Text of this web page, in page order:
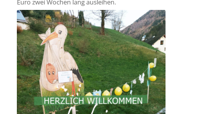
Euro zwei Wochen lang ausleihen.